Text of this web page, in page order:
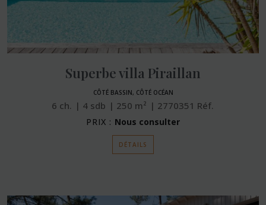
Superbe villa Piraillan
CÔTÉ BASSIN, CÔTÉ OCÉAN
6 ch. 4 sdb 250 m² 2770351 Réf.
PRIX : Nous consulter
DÉTAILS